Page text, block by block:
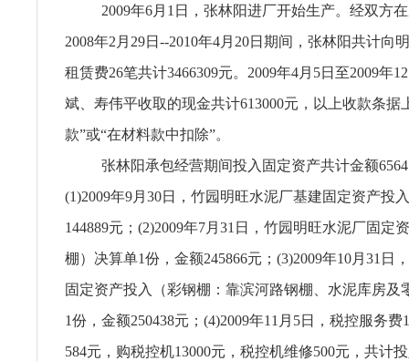
2009年6月1日，张林阳进厂开始生产。经双方
2008年2月29日--2010年4月20日期间，张林阳共计向
租赁费26笔共计3466309元。2009年4月5日至2009年
斌、寿伟平收取的现金共计613000元，以上收款条据
款”或“在材料款中扣除”。
张林阳承包经营期间投入固定资产共计金额
(1)2009年9月30日，竹园明旺水泥厂基建固定资产投
144889元；(2)2009年7月31日，竹园明旺水泥厂固定
棚）决算单1份，金额245866元；(3)2009年10月31日
固定资产投入（彩钢棚：靠滨河路钢棚、水泥库房及
1份，金额250438元；(4)2009年11月5日，税控服务费
584元，购税控机13000元，税控机维修500元，共计